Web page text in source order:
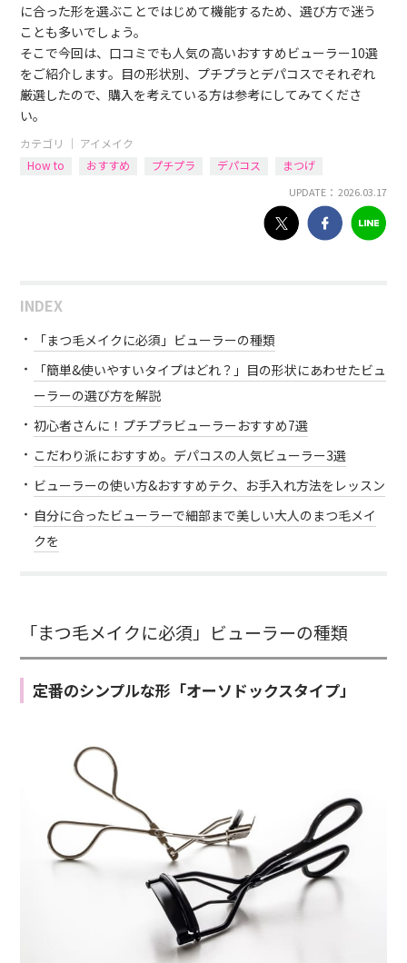
に合った形を選ぶことではじめて機能するため、選び方で迷う
ことも多いでしょう。
そこで今回は、口コミでも人気の高いおすすめビューラー10選
をご紹介します。目の形状別、プチプラとデパコスでそれぞれ
厳選したので、購入を考えている方は参考にしてみてくださ
い。
カテゴリ ｜ アイメイク
How to
おすすめ プチプラ デパコス まつげ
UPDATE： 2026.03.17
INDEX
「まつ毛メイクに必須」ビューラーの種類
「簡単&使いやすいタイプはどれ？」目の形状にあわせたビュ
ーラーの選び方を解説
初心者さんに！プチプラビューラーおすすめ7選
こだわり派におすすめ。デパコスの人気ビューラー3選
ビューラーの使い方&おすすめテク、お手入れ方法をレッスン
自分に合ったビューラーで細部まで美しい大人のまつ毛メイ
クを
「まつ毛メイクに必須」ビューラーの種類
定番のシンプルな形「オーソドックスタイプ」